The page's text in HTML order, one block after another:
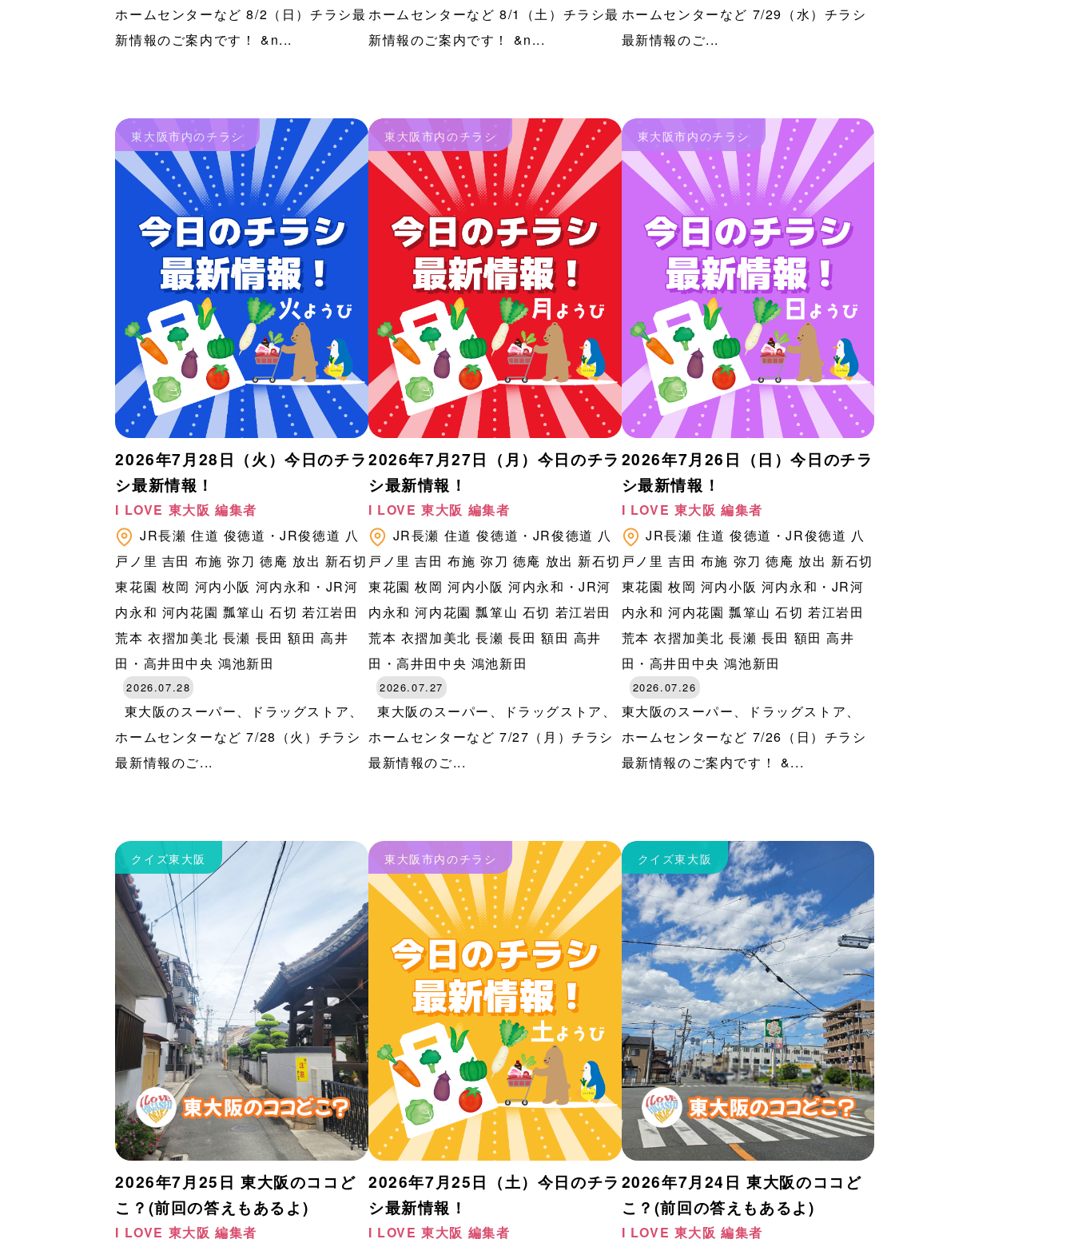
ホームセンターなど 8/2（日）チラシ最
新情報のご案内です！ &n...
ホームセンターなど 8/1（土）チラシ最
新情報のご案内です！ &n...
ホームセンターなど 7/29（水）チラシ
最新情報のご...
東大阪市内のチラシ
2026年7月28日（火）今日のチラ
シ最新情報！
I LOVE 東大阪 編集者
JR長瀬 住道 俊徳道・JR俊徳道 八
戸ノ里 吉田 布施 弥刀 徳庵 放出 新石切
東花園 枚岡 河内小阪 河内永和・JR河
内永和 河内花園 瓢箪山 石切 若江岩田
荒本 衣摺加美北 長瀬 長田 額田 高井
田・高井田中央 鴻池新田
2026.07.28
東大阪のスーパー、ドラッグストア、
ホームセンターなど 7/28（火）チラシ
最新情報のご...
東大阪市内のチラシ
2026年7月27日（月）今日のチラ
シ最新情報！
I LOVE 東大阪 編集者
JR長瀬 住道 俊徳道・JR俊徳道 八
戸ノ里 吉田 布施 弥刀 徳庵 放出 新石切
東花園 枚岡 河内小阪 河内永和・JR河
内永和 河内花園 瓢箪山 石切 若江岩田
荒本 衣摺加美北 長瀬 長田 額田 高井
田・高井田中央 鴻池新田
2026.07.27
東大阪のスーパー、ドラッグストア、
ホームセンターなど 7/27（月）チラシ
最新情報のご...
東大阪市内のチラシ
2026年7月26日（日）今日のチラ
シ最新情報！
I LOVE 東大阪 編集者
JR長瀬 住道 俊徳道・JR俊徳道 八
戸ノ里 吉田 布施 弥刀 徳庵 放出 新石切
東花園 枚岡 河内小阪 河内永和・JR河
内永和 河内花園 瓢箪山 石切 若江岩田
荒本 衣摺加美北 長瀬 長田 額田 高井
田・高井田中央 鴻池新田
2026.07.26
東大阪のスーパー、ドラッグストア、
ホームセンターなど 7/26（日）チラシ
最新情報のご案内です！ &...
クイズ東大阪
2026年7月25日 東大阪のココど
こ？(前回の答えもあるよ)
I LOVE 東大阪 編集者
東大阪市内のチラシ
2026年7月25日（土）今日のチラ
シ最新情報！
I LOVE 東大阪 編集者
クイズ東大阪
2026年7月24日 東大阪のココど
こ？(前回の答えもあるよ)
I LOVE 東大阪 編集者